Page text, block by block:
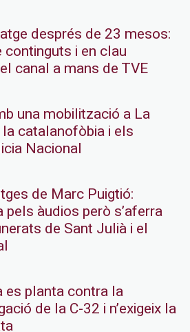
després de 23 mesos:
continguts i en clau
canal a mans de TVE
una mobilització a La
catalanofòbia i els
Nacional
de Marc Puigtió:
pels àudios però s’aferra
de Sant Julià i el
es planta contra la
de la C-32 i n’exigeix la